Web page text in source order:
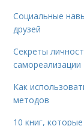
Социальные
друзей
Секреты
самореализации
Как
методов
10 книг,